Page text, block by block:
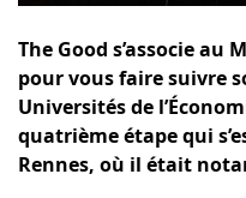
The Good s’associe
pour vous faire suivre
Universités de
quatrième étape qui
Rennes, où il était